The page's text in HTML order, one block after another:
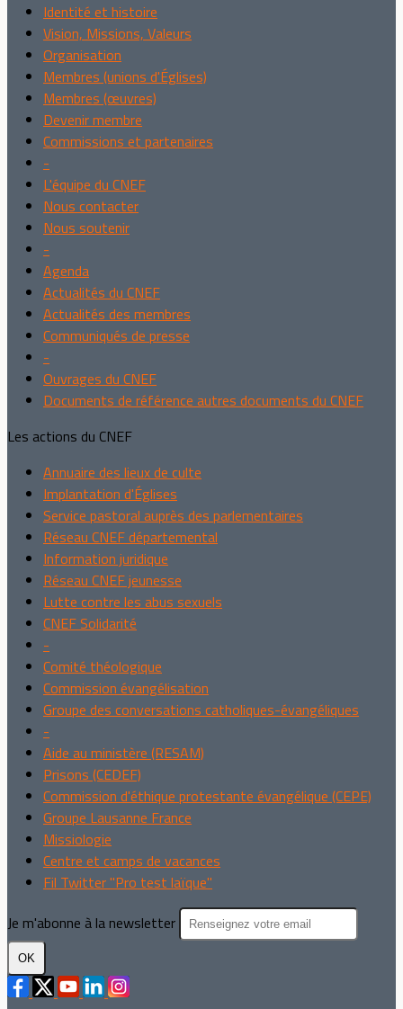
Identité et histoire
Vision, Missions, Valeurs
Organisation
Membres (unions d'Églises)
Membres (œuvres)
Devenir membre
Commissions et partenaires
-
L'équipe du CNEF
Nous contacter
Nous soutenir
-
Agenda
Actualités du CNEF
Actualités des membres
Communiqués de presse
-
Ouvrages du CNEF
Documents de référence autres documents du CNEF
Les actions du CNEF
Annuaire des lieux de culte
Implantation d'Églises
Service pastoral auprès des parlementaires
Réseau CNEF départemental
Information juridique
Réseau CNEF jeunesse
Lutte contre les abus sexuels
CNEF Solidarité
-
Comité théologique
Commission évangélisation
Groupe des conversations catholiques-évangéliques
-
Aide au ministère (RESAM)
Prisons (CEDEF)
Commission d'éthique protestante évangélique (CEPE)
Groupe Lausanne France
Missiologie
Centre et camps de vacances
Fil Twitter "Pro test laïque"
Je m'abonne à la newsletter
OK